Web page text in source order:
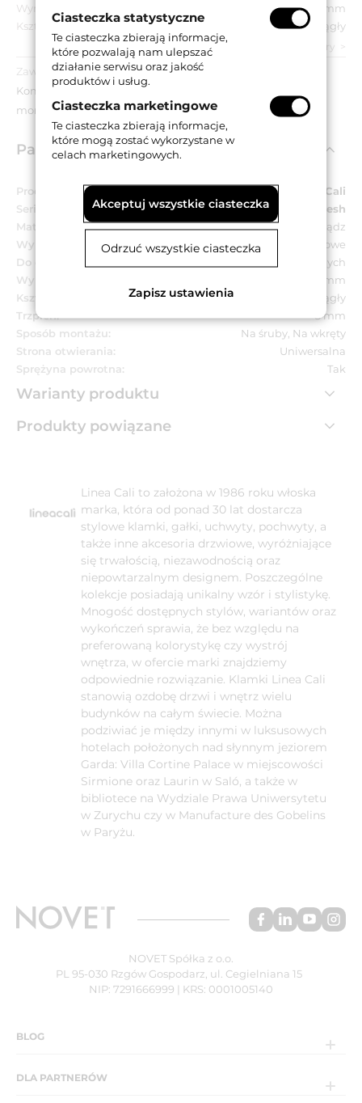
Wymiar szyldu:
Ø 52 mm
Kształt szyldu:
Okrągły
zobacz wszystkie parametry
Zawartość opakowania:
Komplet klamek na okrągłych szyldach, akcesoria
montażowe.
Parametry techniczne
Producent:
Linea Cali
Seria:
Shell Mesh
Materiał:
Mosiądz
Wykończenie:
CS - chromowane matowe
Do drzwi:
Wewnętrznych
Wymiar szyldu:
Ø 52 mm
Kształt szyldu:
Okrągły
Trzpień:
8 mm
Sposób montażu:
Na śruby, Na wkręty
Strona otwierania:
Uniwersalna
Sprężyna powrotna:
Tak
Warianty produktu
Produkty powiązane
Linea Cali to założona w 1986 roku włoska
marka, która od ponad 30 lat dostarcza
stylowe klamki, gałki, uchwyty, pochwyty, a
także inne akcesoria drzwiowe, wyróżniające
się trwałością, niezawodnością oraz
niepowtarzalnym designem. Poszczególne
kolekcje posiadają unikalny wzór i stylistykę.
Mnogość dostępnych stylów, wariantów oraz
wykończeń sprawia, że bez względu na
preferowaną kolorystykę czy wystrój
wnętrza, w ofercie marki znajdziemy
odpowiednie rozwiązanie. Klamki Linea Cali
stanowią ozdobę drzwi i wnętrz wielu
budynków na całym świecie. Można
podziwiać je między innymi w luksusowych
hotelach położonych nad słynnym jeziorem
Garda: Villa Cortine Palace w miejscowości
Sirmione oraz Laurin w Saló, a także w
bibliotece na Wydziale Prawa Uniwersytetu
w Zurychu czy w Manufacture des Gobelins
w Paryżu.
NOVET Spółka z o.o.
PL 95-030 Rzgów Gospodarz, ul. Cegielniana 15
NIP: 7291666999 | KRS: 0001005140
BLOG
DLA PARTNERÓW
Ciasteczka statystyczne
Te ciasteczka zbierają informacje,
które pozwalają nam ulepszać
działanie serwisu oraz jakość
produktów i usług.
Ciasteczka marketingowe
Te ciasteczka zbierają informacje,
które mogą zostać wykorzystane w
celach marketingowych.
Akceptuj wszystkie ciasteczka
Odrzuć wszystkie ciasteczka
Zapisz ustawienia